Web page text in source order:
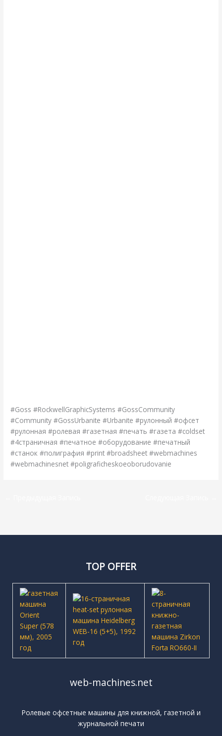
#Goss #RockwellGraphicSystems #GossCommunity
#Community #GossUrbanite #Urbanite #рулонный #офсет
#рулонная #ролевая #газетная #печать #газета #coldset
#4страничная #печатное #оборудование #печатный
#станок #полиграфия #print #broadsheet #webmachines
#webmachinesnet #poligraficheskoeoborudovanie
TOP OFFER
web-machines.net
Ролевые офсетные машины для книжной, газетной и
журнальной печати